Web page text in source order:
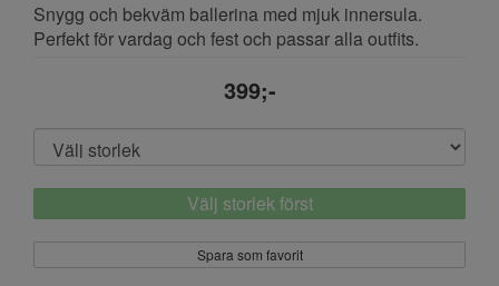
Snygg och bekväm ballerina med mjuk innersula.
Perfekt för vardag och fest och passar alla outfits.
399;-
Välj storlek först
Spara som favorit